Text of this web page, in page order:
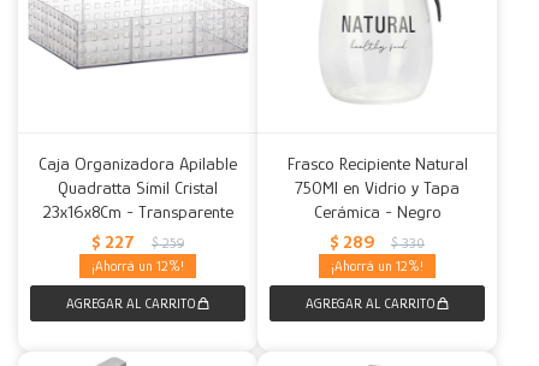
Caja Organizadora Apilable
Quadratta Símil Cristal
23x16x8Cm - Transparente
$ 227 $ 259
12
Frasco Recipiente Natural
750Ml en Vidrio y Tapa
Cerámica - Negro
$ 289 $ 330
12